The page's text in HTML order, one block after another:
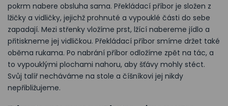
pokrm nabere obsluha sama. Překládací příbor je složen z
lžičky a vidličky, jejichž prohnuté a vypouklé části do sebe
zapadají. Mezi střenky vložíme prst, lžící nabereme jídlo a
přitiskneme jej vidličkou. Překládací příbor smíme držet také
oběma rukama. Po nabrání příbor odložíme zpět na tác, a
to vypouklými plochami nahoru, aby šťávy mohly stéct.
Svůj talíř necháváme na stole a číšníkovi jej nikdy
nepřibližujeme.